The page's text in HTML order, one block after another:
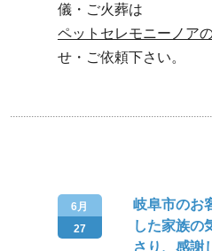
儀・ご火葬は
ペットセレモニーノア
せ・ご依頼下さい。
6月
27
岐阜市のお
した家族の
さり、感謝